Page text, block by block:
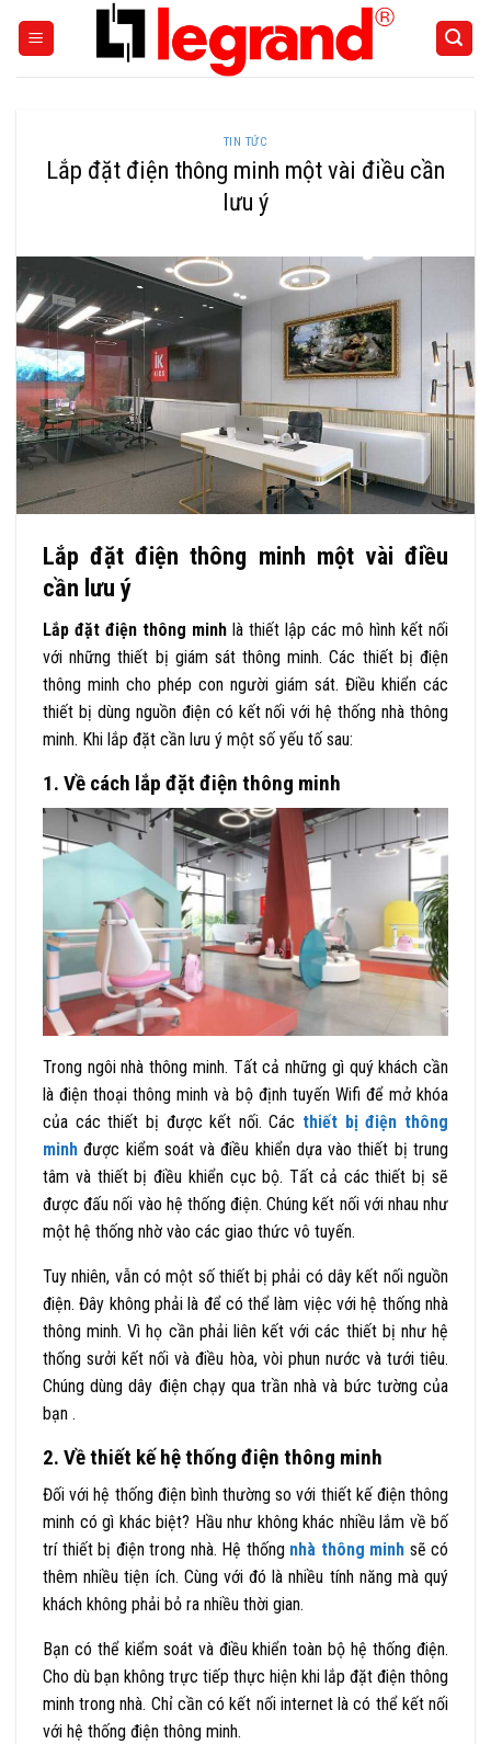
TIN TỨC
Lắp đặt điện thông minh một vài điều cần
lưu ý
Lắp đặt điện thông minh một vài điều
cần lưu ý
Lắp đặt điện thông minh là thiết lập các mô hình kết nối
với những thiết bị giám sát thông minh. Các thiết bị điện
thông minh cho phép con người giám sát. Điều khiển các
thiết bị dùng nguồn điện có kết nối với hệ thống nhà thông
minh. Khi lắp đặt cần lưu ý một số yếu tố sau:
1. Về cách lắp đặt điện thông minh
Trong ngôi nhà thông minh. Tất cả những gì quý khách cần
là điện thoại thông minh và bộ định tuyến Wifi để mở khóa
của các thiết bị được kết nối. Các thiết bị điện thông
minh được kiểm soát và điều khiển dựa vào thiết bị trung
tâm và thiết bị điều khiển cục bộ. Tất cả các thiết bị sẽ
được đấu nối vào hệ thống điện. Chúng kết nối với nhau như
một hệ thống nhờ vào các giao thức vô tuyến.
Tuy nhiên, vẫn có một số thiết bị phải có dây kết nối nguồn
điện. Đây không phải là để có thể làm việc với hệ thống nhà
thông minh. Vì họ cần phải liên kết với các thiết bị như hệ
thống sưởi kết nối và điều hòa, vòi phun nước và tưới tiêu.
Chúng dùng dây điện chạy qua trần nhà và bức tường của
bạn .
2. Về thiết kế hệ thống điện thông minh
Đối với hệ thống điện bình thường so với thiết kế điện thông
minh có gì khác biệt? Hầu như không khác nhiều lắm về bố
trí thiết bị điện trong nhà. Hệ thống nhà thông minh sẽ có
thêm nhiều tiện ích. Cùng với đó là nhiều tính năng mà quý
khách không phải bỏ ra nhiều thời gian.
Bạn có thể kiểm soát và điều khiển toàn bộ hệ thống điện.
Cho dù bạn không trực tiếp thực hiện khi lắp đặt điện thông
minh trong nhà. Chỉ cần có kết nối internet là có thể kết nối
với hệ thống điện thông minh.